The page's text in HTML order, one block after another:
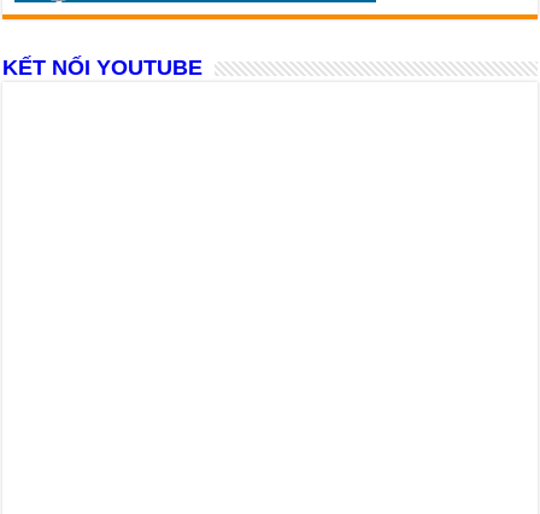
KẾT NỐI YOUTUBE